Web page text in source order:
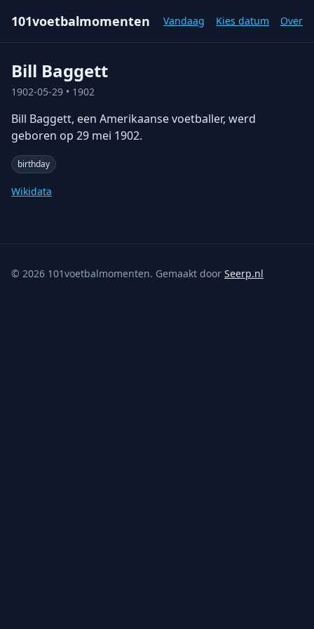
101voetbalmomenten Vandaag Kies datum Over
Bill Baggett
1902-05-29 • 1902
Bill Baggett, een Amerikaanse voetballer, werd
geboren op 29 mei 1902.
birthday
Wikidata
© 2026 101voetbalmomenten. Gemaakt door Seerp.nl